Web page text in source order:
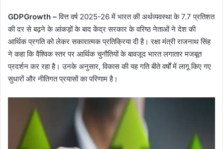
GDPGrowth –वित्त वर्ष 2025-26 में भारत की अर्थव्यवस्था के 7.7 प्रतिशत
की दर से बढ़ने के आंकड़ों के बाद केंद्र सरकार के वरिष्ठ नेताओं ने देश की
आर्थिक प्रगति को लेकर सकारात्मक प्रतिक्रिया दी है। रक्षा मंत्री राजनाथ सिंह
ने कहा कि वैश्विक स्तर पर आर्थिक चुनौतियों के बावजूद भारत लगातार मजबूत
प्रदर्शन कर रहा है। उनके अनुसार, विकास की यह गति बीते वर्षों में लागू किए गए
सुधारों और नीतिगत प्रयासों का परिणाम है।